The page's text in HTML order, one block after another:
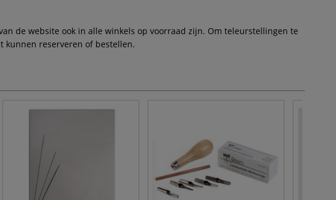
de website ook in alle winkels op voorraad zijn. Om teleurstellingen te
kunnen reserveren of bestellen.